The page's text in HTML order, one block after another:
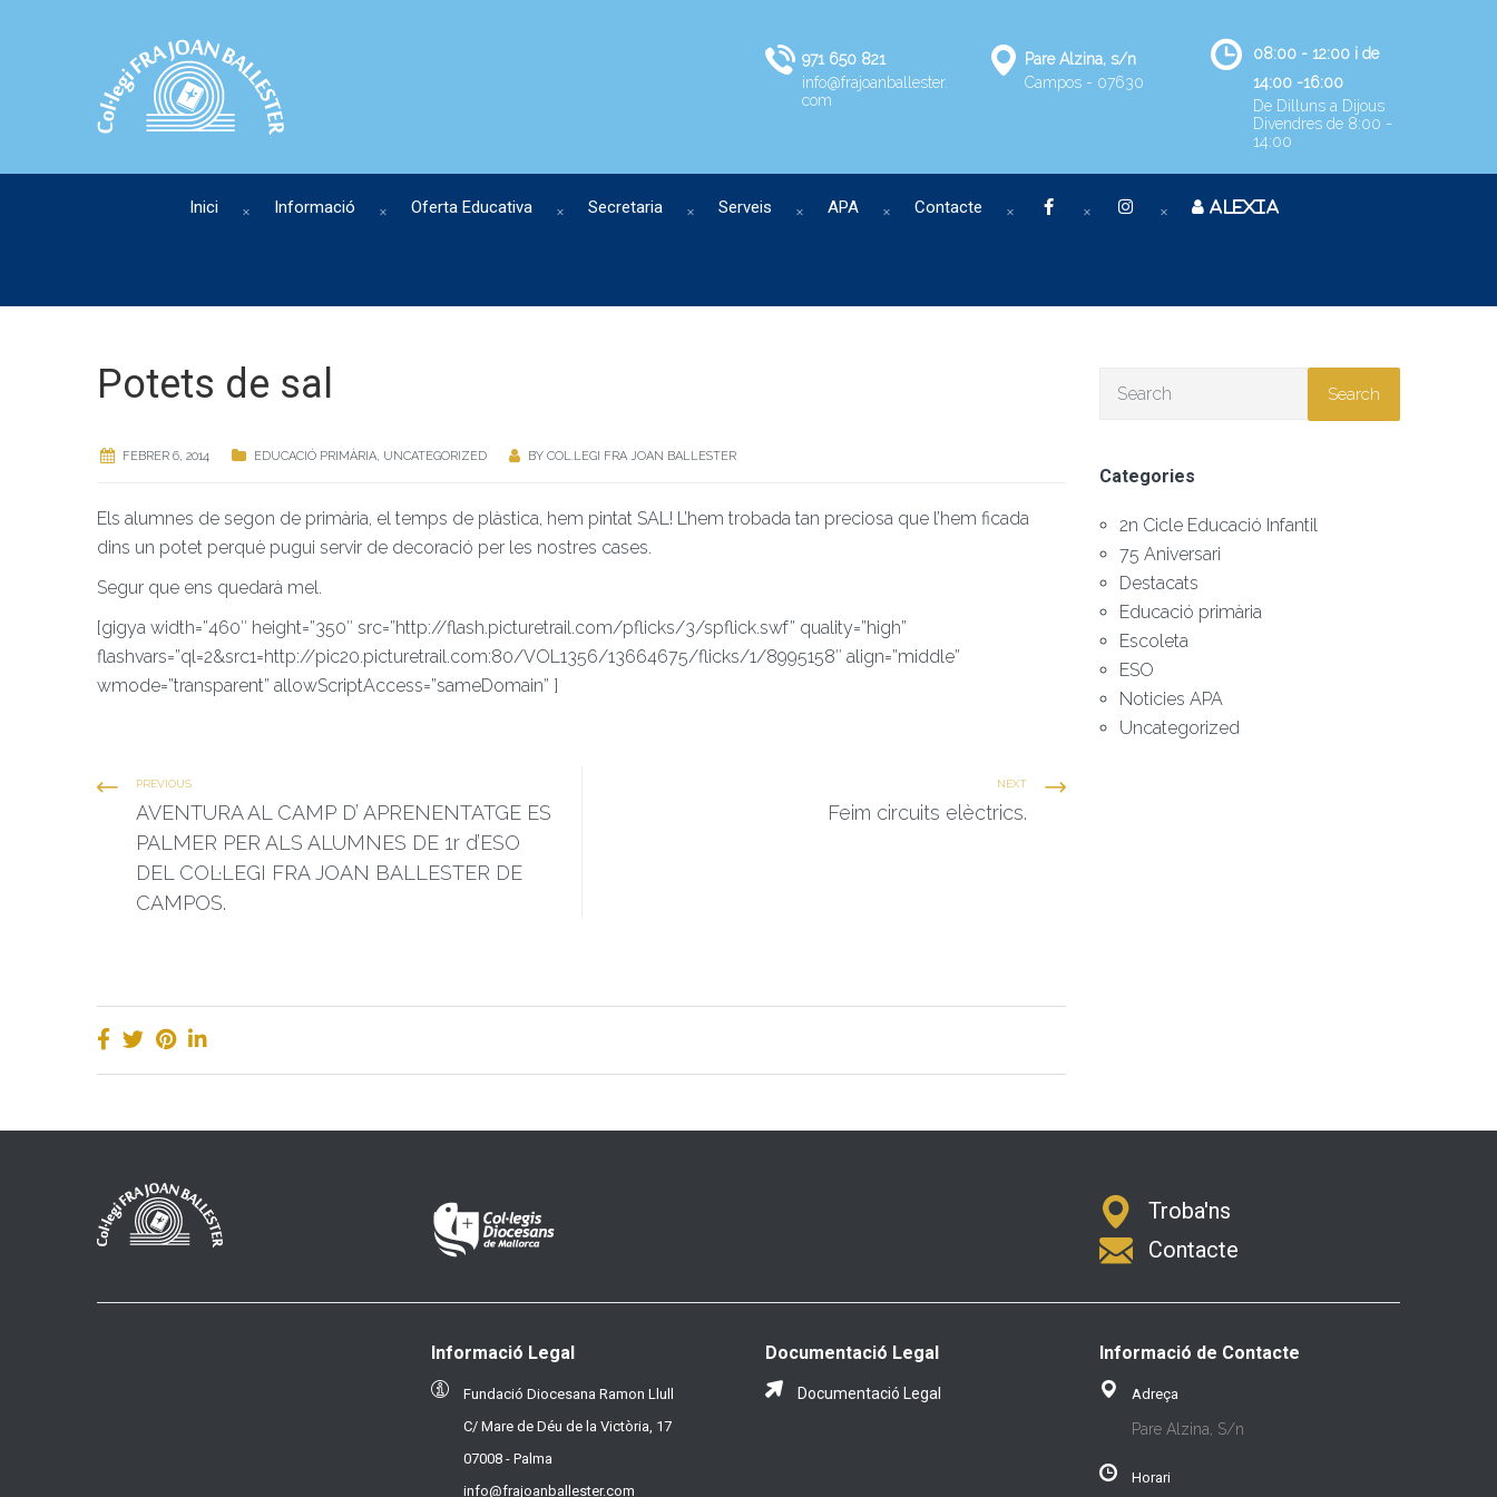
971 650 821
info@frajoanballester.
com
Pare Alzina, s/n
Campos - 07630
08:00 - 12:00 i de
14:00 -16:00
De Dilluns a Dijous
Divendres de 8:00 -
14:00
Inici Informació Oferta Educativa Secretaria Serveis APA Contacte ALEXIA
Potets de sal
FEBRER 6, 2014 EDUCACIÓ PRIMÀRIA, UNCATEGORIZED BY COL.LEGI FRA JOAN BALLESTER
Els alumnes de segon de primària, el temps de plàstica, hem pintat SAL! L’hem trobada tan preciosa que l’hem ficada
dins un potet perquè pugui servir de decoració per les nostres cases.
Segur que ens quedarà mel.
[gigya width=”460″ height=”350″ src=”http://flash.picturetrail.com/pflicks/3/spflick.swf” quality=”high”
flashvars=”ql=2&src1=http://pic20.picturetrail.com:80/VOL1356/13664675/flicks/1/8995158″ align=”middle”
wmode=”transparent” allowScriptAccess=”sameDomain” ]
PREVIOUS
AVENTURA AL CAMP D’ APRENENTATGE ES
PALMER PER ALS ALUMNES DE 1r d’ESO
DEL COL·LEGI FRA JOAN BALLESTER DE
CAMPOS.
NEXT
Feim circuits elèctrics.
Search
Categories
2n Cicle Educació Infantil
75 Aniversari
Destacats
Educació primària
Escoleta
ESO
Noticies APA
Uncategorized
Troba'ns
Contacte
Informació Legal
Fundació Diocesana Ramon Llull
C/ Mare de Déu de la Victòria, 17
07008 - Palma
info@frajoanballester.com
Documentació Legal
Documentació Legal
Informació de Contacte
Adreça
Pare Alzina, S/n
Horari